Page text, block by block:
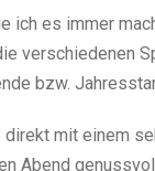
ich es immer
verschiedenen
bzw.
mit einem
Abend